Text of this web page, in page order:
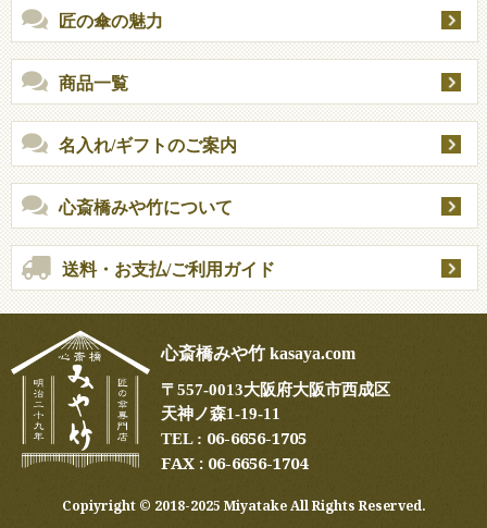
匠の傘の魅力
商品一覧
名入れ/ギフトのご案内
心斎橋みや竹について
送料・お支払/ご利用ガイド
心斎橋みや竹 kasaya.com
〒557-0013大阪府大阪市西成区
天神ノ森1-19-11
TEL : 06-6656-1705
FAX : 06-6656-1704
Copiyright ©︎ 2018-2025 Miyatake All Rights Reserved.